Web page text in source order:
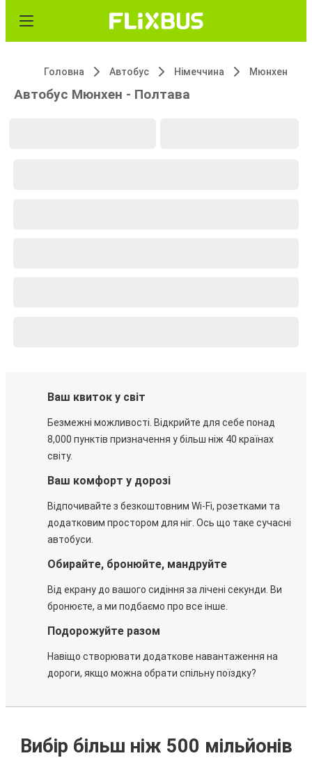
Головна Автобус Німеччина Мюнхен
Автобус Мюнхен - Полтава
Ваш квиток у світ
Безмежні можливості. Відкрийте для себе понад
8,000 пунктів призначення у більш ніж 40 країнах
світу.
Ваш комфорт у дорозі
Відпочивайте з безкоштовним Wi-Fi, розетками та
додатковим простором для ніг. Ось що таке сучасні
автобуси.
Обирайте, бронюйте, мандруйте
Від екрану до вашого сидіння за лічені секунди. Ви
бронюєте, а ми подбаємо про все інше.
Подорожуйте разом
Навіщо створювати додаткове навантаження на
дороги, якщо можна обрати спільну поїздку?
Вибір більш ніж 500 мільйонів